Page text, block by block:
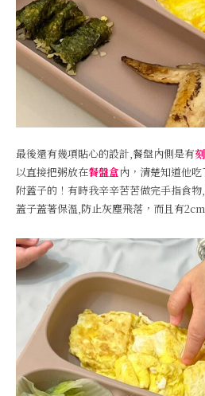
最後還有幾項貼心的設計,餐盤內側是有
以直接把粥放在餐盤盒內，清楚知道他
附蓋子的！有時我辛辛苦苦做完手指食
蓋子蓋著保溫,防止灰塵飛落，而且有